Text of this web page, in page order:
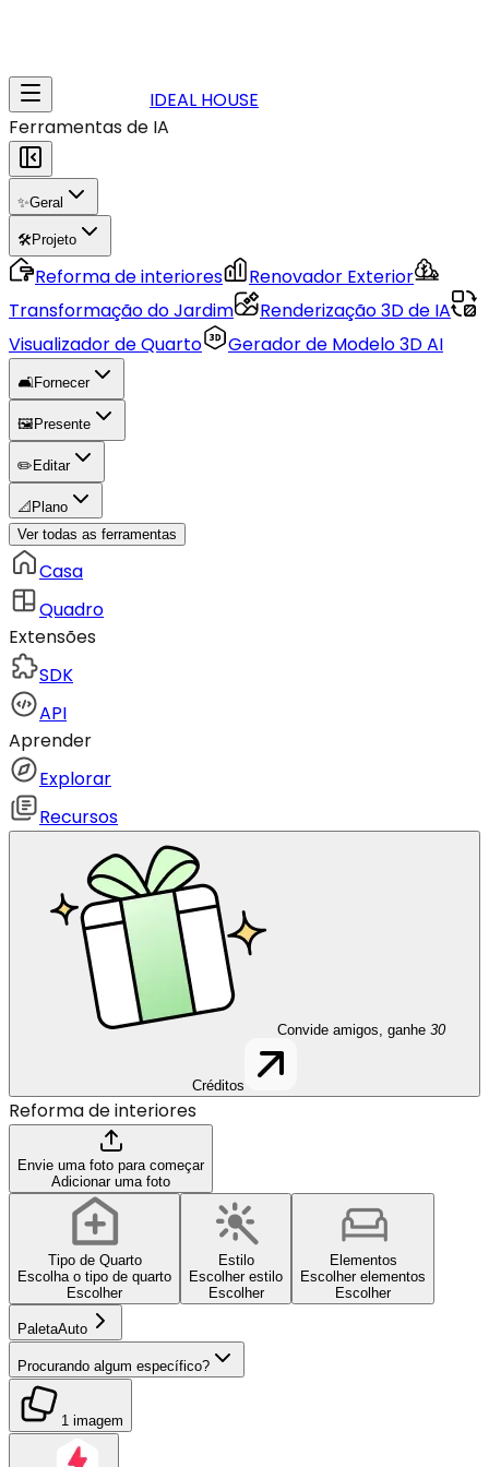
IDEAL HOUSE
Ferramentas de IA
✨Geral
🛠️Projeto
Reforma de interiores
Renovador Exterior
Transformação do Jardim
Renderização 3D de IA
Visualizador de Quarto
Gerador de Modelo 3D AI
🛋️Fornecer
🖼️ Presente
✏️ Editar
📐 Plano
Ver todas as ferramentas
Casa
Quadro
Extensões
SDK
API
Aprender
Explorar
Recursos
Convide amigos, ganhe 30
Créditos
Reforma de interiores
Envie uma foto para começar
Adicionar uma foto
Tipo de Quarto
Escolha o tipo de quarto
Escolher
Estilo
Escolher estilo
Escolher
Elementos
Escolher elementos
Escolher
PaletaAuto
Procurando algum específico?
1 imagem